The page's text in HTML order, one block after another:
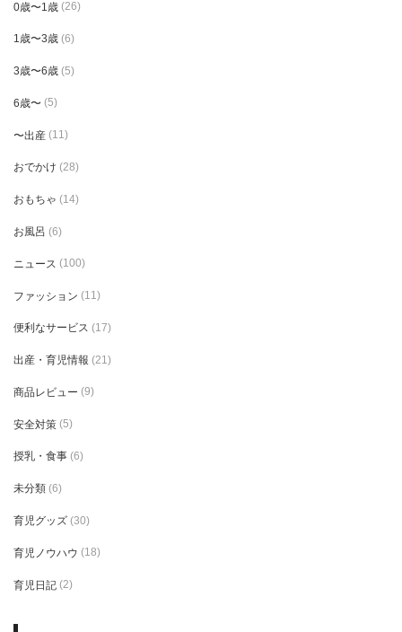
0歳〜1歳 (26)
1歳〜3歳 (6)
3歳〜6歳 (5)
6歳〜 (5)
〜出産 (11)
おでかけ (28)
おもちゃ (14)
お風呂 (6)
ニュース (100)
ファッション (11)
便利なサービス (17)
出産・育児情報 (21)
商品レビュー (9)
安全対策 (5)
授乳・食事 (6)
未分類 (6)
育児グッズ (30)
育児ノウハウ (18)
育児日記 (2)